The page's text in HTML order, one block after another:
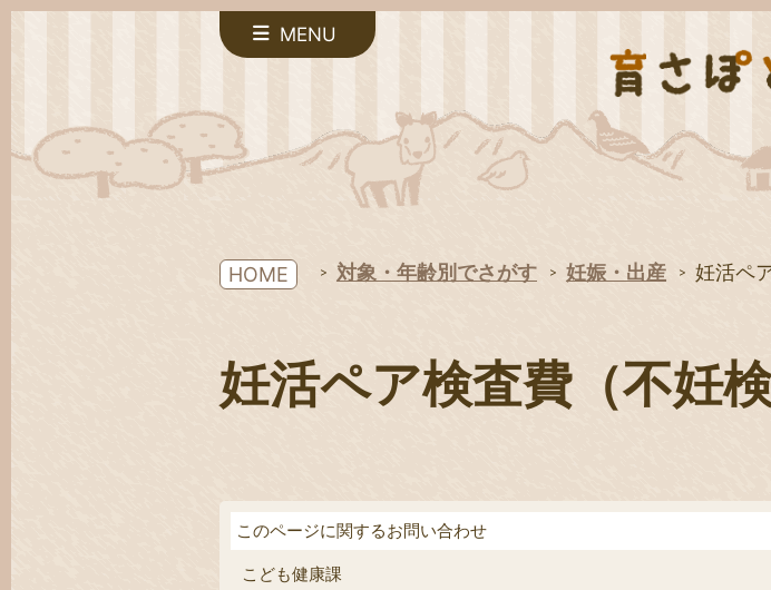
MENU
HOME 対象・年齢別でさがす 妊娠・出産 妊活ペ
妊活ペア検査費（不妊
このページに関するお問い合わせ
こども健康課